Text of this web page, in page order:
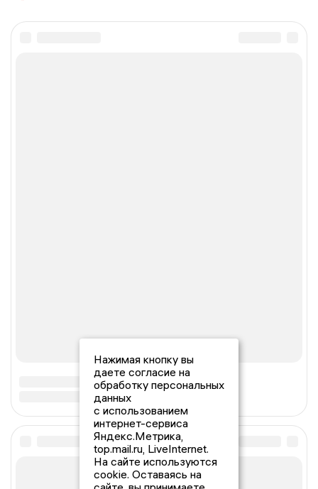
Нажимая кнопку вы
даете согласие на
обработку персональных
данных
с использованием
интернет-сервиса
Яндекс.Метрика,
top.mail.ru, LiveInternet.
На сайте используются
cookie. Оставаясь на